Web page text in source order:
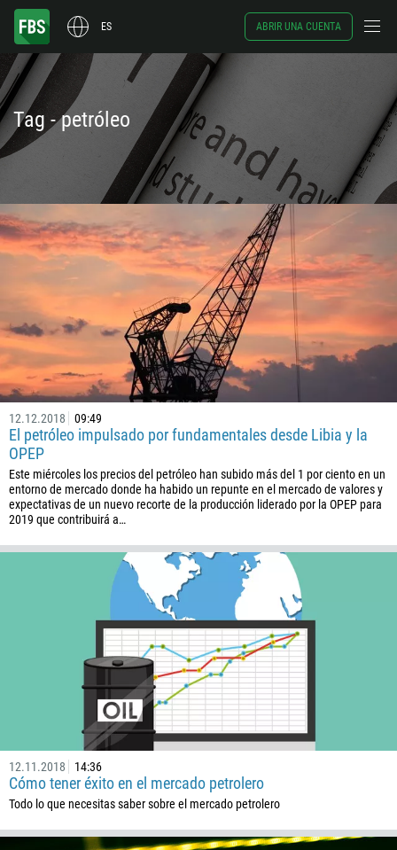
ES ABRIR UNA CUENTA
Tag - petróleo
12.12.2018 09:49
El petróleo impulsado por fundamentales desde Libia y la
OPEP
Este miércoles los precios del petróleo han subido más del 1 por ciento en un
entorno de mercado donde ha habido un repunte en el mercado de valores y
expectativas de un nuevo recorte de la producción liderado por la OPEP para
2019 que contribuirá a…
12.11.2018 14:36
Cómo tener éxito en el mercado petrolero
Todo lo que necesitas saber sobre el mercado petrolero